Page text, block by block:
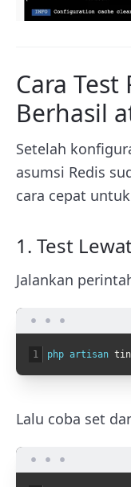
Cara Test
Berhasil
Setelah
asumsi Redis
cara cepat
1. Test
Jalankan
1 php artisan
Lalu coba set